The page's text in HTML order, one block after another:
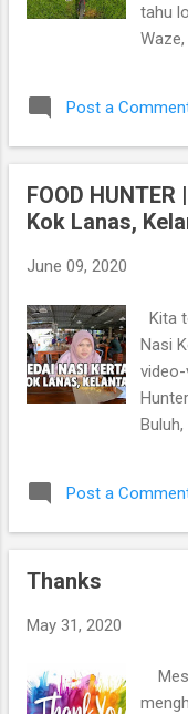
tahu
Waze,
Post a
FOOD
Kok Lanas,
June 09, 2020
Kita
Nasi
Post a
Thanks
May 31, 2020